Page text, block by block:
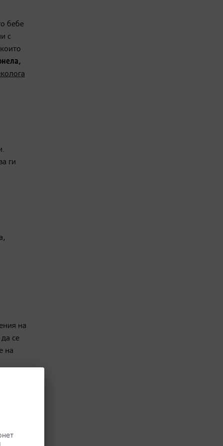
бебе
с
ги
на
се
на